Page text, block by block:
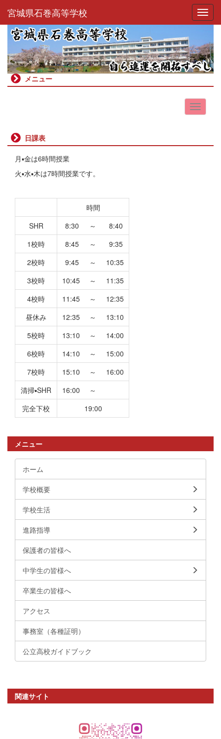
宮城県石巻高等学校
メニュー
日課表
月▪金は6時間授業
火▪水▪木は7時間授業です。
時間
SHR
8:30 ～
8:40
1校時
8:45 ～
9:35
2校時
9:45 ～
10:35
3校時
10:45 ～
11:35
4校時
11:45 ～
12:35
昼休み
12:35 ～
13:10
5校時
13:10 ～
14:00
6校時
14:10 ～
15:00
7校時
15:10 ～
16:00
清掃▪SHR
16:00
～
完全下校
19:00
メニュー
ホーム
学校概要
学校生活
進路指導
保護者の皆様へ
中学生の皆様へ
卒業生の皆様へ
アクセス
事務室（各種証明）
公立高校ガイドブック
関連サイト